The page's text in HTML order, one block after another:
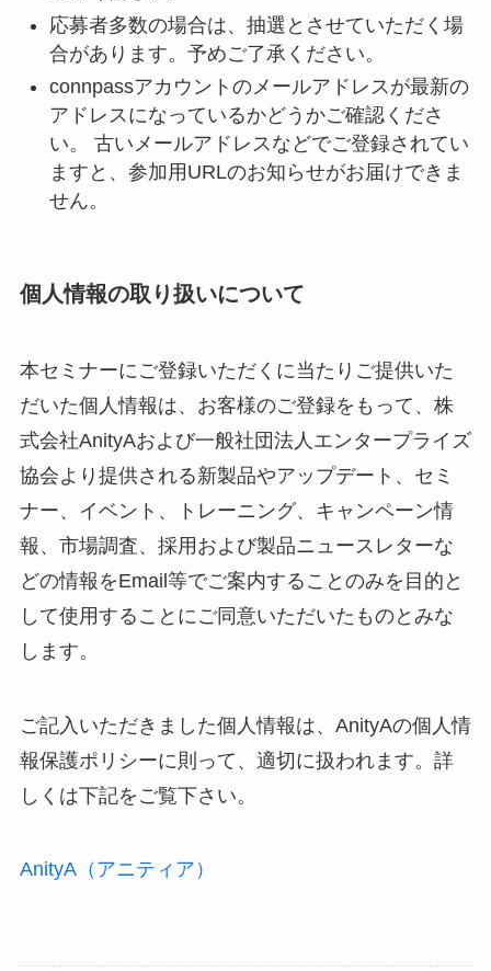
応募者多数の場合は、抽選とさせていただく場
合があります。予めご了承ください。
connpassアカウントのメールアドレスが最新の
アドレスになっているかどうかご確認くださ
い。 古いメールアドレスなどでご登録されてい
ますと、参加用URLのお知らせがお届けできま
せん。
個人情報の取り扱いについて
本セミナーにご登録いただくに当たりご提供いた
だいた個人情報は、お客様のご登録をもって、株
式会社AnityAおよび一般社団法人エンタープライズ
協会より提供される新製品やアップデート、セミ
ナー、イベント、トレーニング、キャンペーン情
報、市場調査、採用および製品ニュースレターな
どの情報をEmail等でご案内することのみを目的と
して使用することにご同意いただいたものとみな
します。
ご記入いただきました個人情報は、AnityAの個人情
報保護ポリシーに則って、適切に扱われます。詳
しくは下記をご覧下さい。
AnityA（アニティア）